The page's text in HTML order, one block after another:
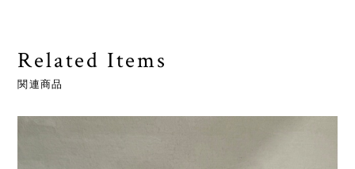
Related Items
関連商品